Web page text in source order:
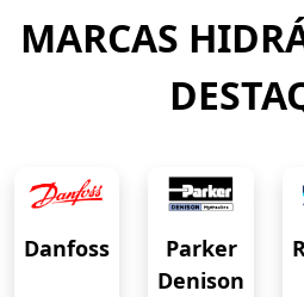
MARCAS
Danfoss
Parker
Denison